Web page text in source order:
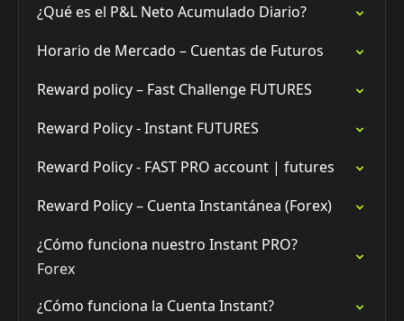
¿Qué es el P&L Neto Acumulado Diario?
Horario de Mercado – Cuentas de Futuros
Reward policy – Fast Challenge FUTURES
Reward Policy - Instant FUTURES
Reward Policy - FAST PRO account | futures
Reward Policy – Cuenta Instantánea (Forex)
¿Cómo funciona nuestro Instant PRO?
Forex
¿Cómo funciona la Cuenta Instant?